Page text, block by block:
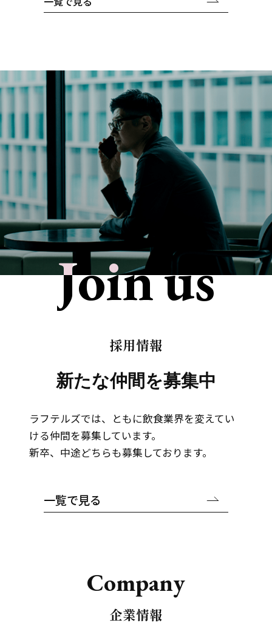
Joinus
採用情報
新たな仲間を募集中
ラフテルズでは、ともに飲食業界を変えてい
ける仲間を募集しています。
新卒、中途どちらも募集しております。
一覧で見る
Company
企業情報